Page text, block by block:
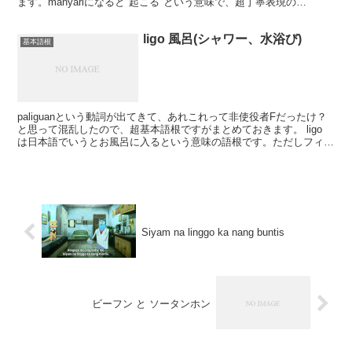
基本語根 ligo 風呂(シャワー、水浴び)
paliguanという動詞が出てきて、あれこれって非使役者Fだったけ？
と思って混乱したので、超基本語根ですがまとめておきます。 ligo
は日本語でいうとお風呂に入るという意味の語根です。ただしフィリ
Siyam na linggo ka nang buntis
ビーフン と ソータンホン